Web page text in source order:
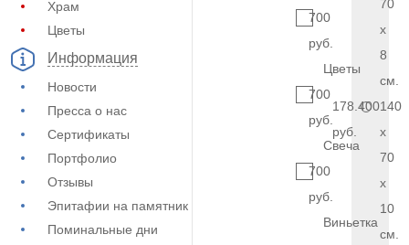
Храм
Цветы
Информация
Новости
Пресса о нас
Сертификаты
Портфолио
Отзывы
Эпитафии на памятник
Поминальные дни
700
руб.
Цветы
700
руб.
Свеча
700
руб.
Виньетка
70
x
8
см.
178.400
руб.
140
x
70
x
10
см.